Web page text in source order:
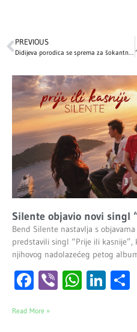
PREVIOUS
Didijeva porodica se sprema za šokantni dokumentarac iz zatvora!
Silente objavio novi singl
Bend Silente nastavlja s
predstavili singl “Prije ili
njihovog nadolazećeg petog
Facebook
Viber
Read More »